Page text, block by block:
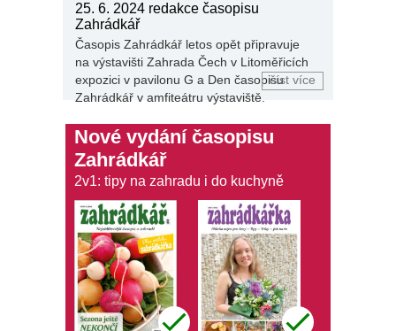
25. 6. 2024 redakce časopisu
Zahrádkář
Časopis Zahrádkář letos opět připravuje
na výstavišti Zahrada Čech v Litoměřicích
expozici v pavilonu G a Den časopisu
Zahrádkář v amfiteátru výstaviště.
číst více
Nové vydání časopisu
Zahrádkář
2v1: tipy na zahradu i do kuchyně